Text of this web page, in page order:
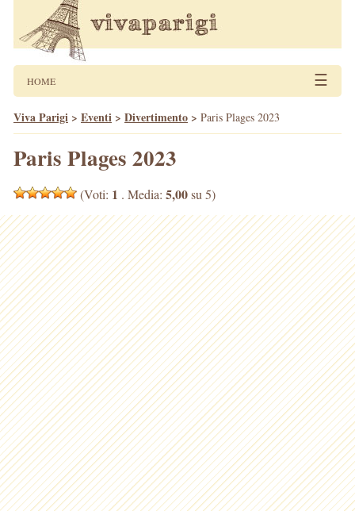
HOME ☰
Viva Parigi > Eventi > Divertimento > Paris Plages 2023
Paris Plages 2023
(Voti: 1 . Media: 5,00su 5)